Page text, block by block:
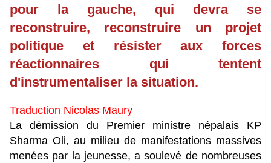
pour la gauche, qui devra se
reconstruire, reconstruire un projet
politique et résister aux forces
réactionnaires qui tentent
d'instrumentaliser la situation.
Traduction Nicolas Maury
La démission du Premier ministre népalais KP
Sharma Oli, au milieu de manifestations massives
menées par la jeunesse, a soulevé de nombreuses